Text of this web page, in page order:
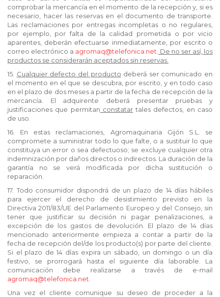
comprobar la mercancía en el momento de la recepción y, si es
necesario, hacer las reservas en el documento de transporte.
Las reclamaciones por entregas incompletas o no regulares,
por ejemplo, por falta de la calidad prometida o por vicio
aparentes, deberán efectuarse inmediatamente, por escrito o
correo electrónico a agromaq@telefonica.net De no ser así, los
productos se considerarán aceptados sin reservas.
15. Cualquier defecto del producto deberá ser comunicado en
el momento en el que se descubra, por escrito, y en todo caso
en el plazo de dos meses a partir de la fecha de recepción de la
mercancía. El adquirente deberá presentar pruebas y
justificaciones que permitan constatartales defectos, en caso
de uso.
16. En estas reclamaciones, Agromaquinaria Gijón S.L. se
compromete a suministrar todo lo que falte, o a sustituir lo que
constituya un error o sea defectuoso; se excluye cualquier otra
indemnización por daños directos o indirectos. La duración de la
garantía no se verá modificada por dicha sustitución o
reparación.
17. Todo consumidor dispondrá de un plazo de 14 días hábiles
para ejercer el derecho de desistimiento previsto en la
Directiva 2011/83/UE del Parlamento Europeo y del Consejo, sin
tener que justificar su decisión ni pagar penalizaciones, a
excepción de los gastos de devolución. El plazo de 14 días
mencionado anteriormente empieza a contar a partir de la
fecha de recepción del/de los producto(s) por parte del cliente.
Si el plazo de 14 días expira un sábado, un domingo o un día
festivo, se prorrogará hasta el siguiente día laborable. La
comunicación debe realizarse a través de e-mail
agromaq@telefonica.net
Una vez el cliente comunique su deseo de proceder a la